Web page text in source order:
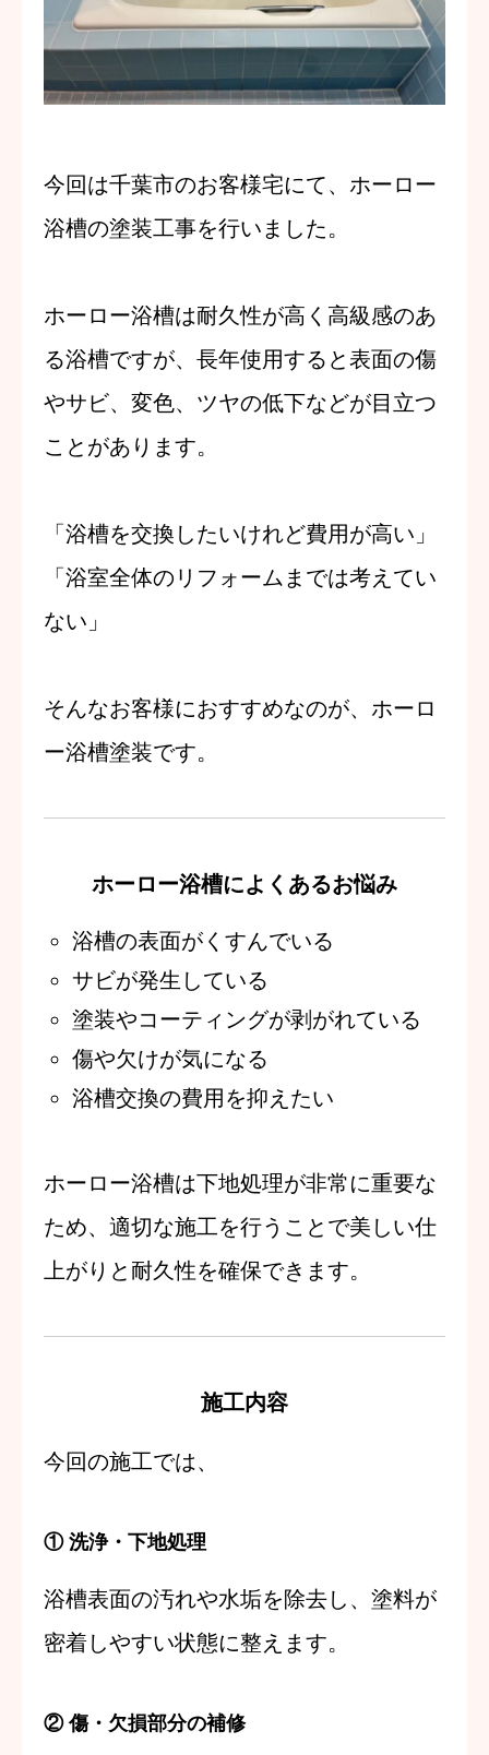
今回は千葉市のお客様宅にて、ホーロー
浴槽の塗装工事を行いました。
ホーロー浴槽は耐久性が高く高級感のあ
る浴槽ですが、長年使用すると表面の傷
やサビ、変色、ツヤの低下などが目立つ
ことがあります。
「浴槽を交換したいけれど費用が高い」
「浴室全体のリフォームまでは考えてい
ない」
そんなお客様におすすめなのが、ホーロ
ー浴槽塗装です。
ホーロー浴槽によくあるお悩み
浴槽の表面がくすんでいる
サビが発生している
塗装やコーティングが剥がれている
傷や欠けが気になる
浴槽交換の費用を抑えたい
ホーロー浴槽は下地処理が非常に重要な
ため、適切な施工を行うことで美しい仕
上がりと耐久性を確保できます。
施工内容
今回の施工では、
① 洗浄・下地処理
浴槽表面の汚れや水垢を除去し、塗料が
密着しやすい状態に整えます。
② 傷・欠損部分の補修